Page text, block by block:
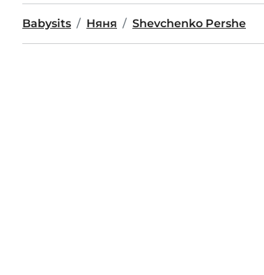
Babysits Няня Shevchenko Pershe